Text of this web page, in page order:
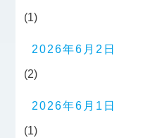
(1)
2026年6月2日
(2)
2026年6月1日
(1)